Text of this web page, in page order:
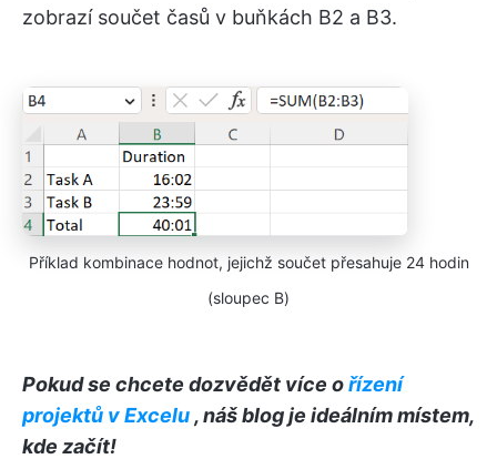
zobrazí součet časů v buňkách B2 a B3.
Příklad kombinace hodnot, jejichž součet přesahuje 24 hodin
(sloupec B)
Pokud se chcete dozvědět více ořízení
projektů v Excelu , náš blog je ideálním místem,
kde začít!